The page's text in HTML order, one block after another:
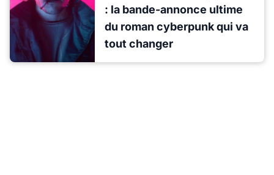
: la bande-annonce ultime
du roman cyberpunk qui va
tout changer